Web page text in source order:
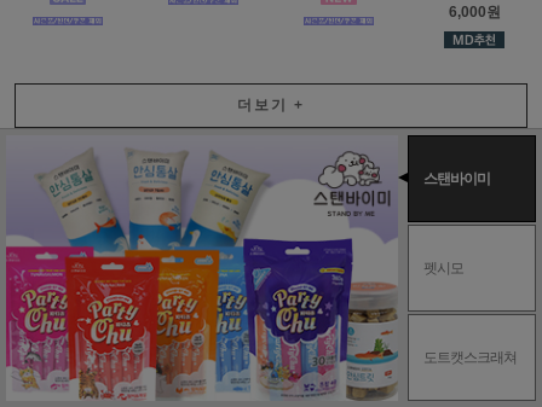
6,000원
더보기 +
스탠바이미
펫시모
도트캣스크래쳐